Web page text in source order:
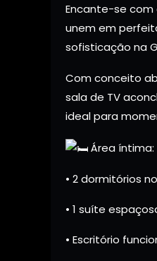
Encante-se com
unem em
sofisticação na
Com conceito
sala de TV
ideal para
Área íntima:
• 2 dormitórios
• 1 suíte
• Escritório